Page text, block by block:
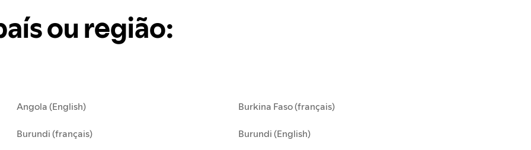
ou região:
Angola (English) Burkina Faso (français)
Burundi (français) Burundi (English)